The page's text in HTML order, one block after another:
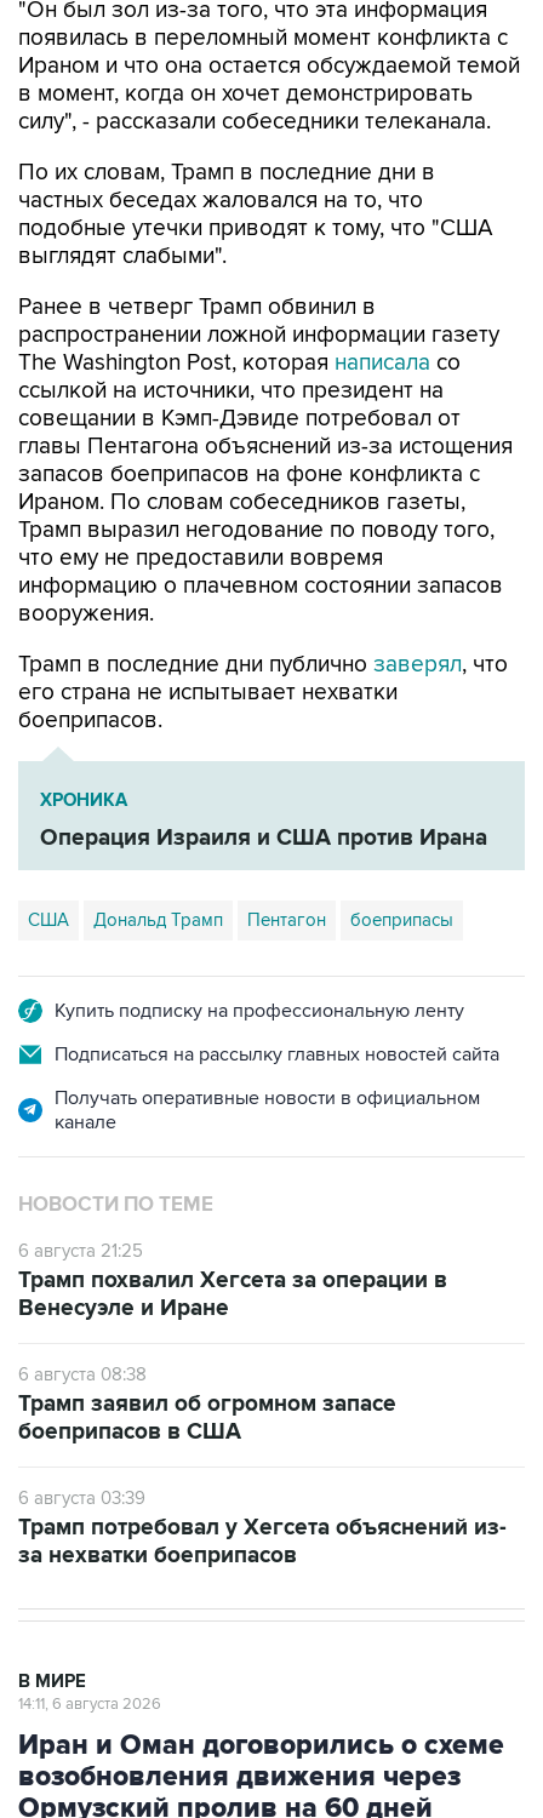
"Он был зол из-за того, что эта информация
появилась в переломный момент конфликта с
Ираном и что она остается обсуждаемой темой
в момент, когда он хочет демонстрировать
силу", - рассказали собеседники телеканала.
По их словам, Трамп в последние дни в
частных беседах жаловался на то, что
подобные утечки приводят к тому, что "США
выглядят слабыми".
Ранее в четверг Трамп обвинил в
распространении ложной информации газету
The Washington Post, которая написала со
ссылкой на источники, что президент на
совещании в Кэмп-Дэвиде потребовал от
главы Пентагона объяснений из-за истощения
запасов боеприпасов на фоне конфликта с
Ираном. По словам собеседников газеты,
Трамп выразил негодование по поводу того,
что ему не предоставили вовремя
информацию о плачевном состоянии запасов
вооружения.
Трамп в последние дни публично заверял, что
его страна не испытывает нехватки
боеприпасов.
ХРОНИКА
Операция Израиля и США против Ирана
США Дональд Трамп Пентагон боеприпасы
Купить подписку на профессиональную ленту
Подписаться на рассылку главных новостей сайта
Получать оперативные новости в официальном
канале
НОВОСТИ ПО ТЕМЕ
6 августа 21:25
Трамп похвалил Хегсета за операции в
Венесуэле и Иране
6 августа 08:38
Трамп заявил об огромном запасе
боеприпасов в США
6 августа 03:39
Трамп потребовал у Хегсета объяснений из-
за нехватки боеприпасов
В МИРЕ
14:11, 6 августа 2026
Иран и Оман договорились о схеме
возобновления движения через
Ормузский пролив на 60 дней